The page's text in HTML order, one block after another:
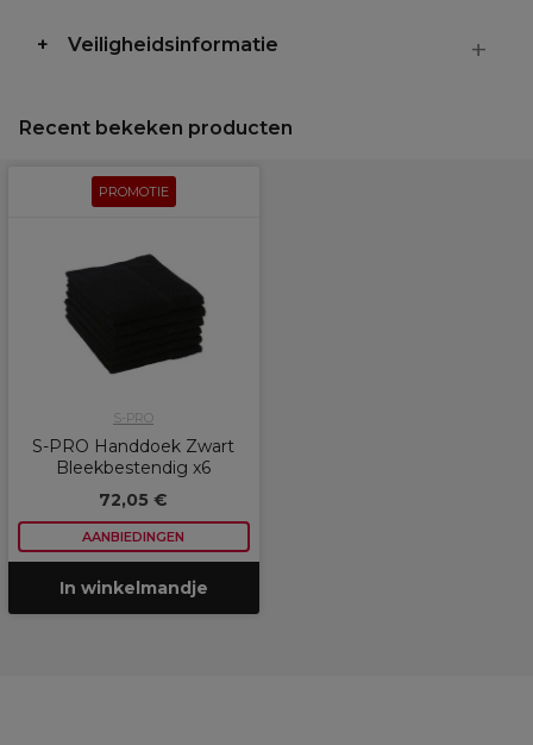
Veiligheidsinformatie
Recent bekeken producten
PROMOTIE
S-PRO
S-PRO Handdoek Zwart
Bleekbestendig x6
72,05 €
AANBIEDINGEN
In winkelmandje